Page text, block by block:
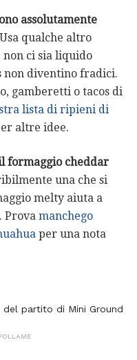
assolutamente
Usa qualche altro
ci sia liquido
non diventino fradici.
gamberetti o tacos di
lista di ripieni di
altre idee.
formaggio cheddar
una che si
melty aiuta a
Prova manchego
per una nota
del partito di Mini Ground